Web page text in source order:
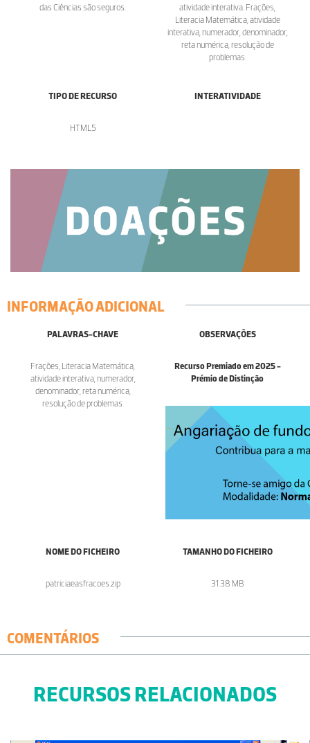
das Ciências são seguros.
atividade interativa. Frações,
Literacia Matemática, atividade
interativa, numerador, denominador,
reta numérica, resolução de
problemas.
TIPO DE RECURSO
HTML5
INTERATIVIDADE
INFORMAÇÃO ADICIONAL
PALAVRAS-CHAVE
Frações, Literacia Matemática,
atividade interativa, numerador,
denominador, reta numérica,
resolução de problemas.
OBSERVAÇÕES
Recurso Premiado em 2025 -
Prémio de Distinção
NOME DO FICHEIRO
patriciaeasfracoes.zip
TAMANHO DO FICHEIRO
31.38 MB
COMENTÁRIOS
RECURSOS RELACIONADOS